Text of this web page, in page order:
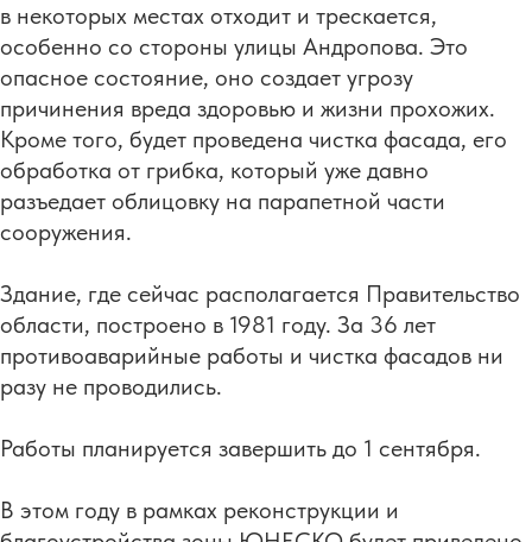
в некоторых местах отходит и трескается,
особенно со стороны улицы Андропова. Это
опасное состояние, оно создает угрозу
причинения вреда здоровью и жизни прохожих.
Кроме того, будет проведена чистка фасада, его
обработка от грибка, который уже давно
разъедает облицовку на парапетной части
сооружения.
Здание, где сейчас располагается Правительство
области, построено в 1981 году. За 36 лет
противоаварийные работы и чистка фасадов ни
разу не проводились.
Работы планируется завершить до 1 сентября.
В этом году в рамках реконструкции и